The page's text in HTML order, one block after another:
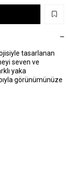
tasarlanan
seven ve
yaka
görünümünüze